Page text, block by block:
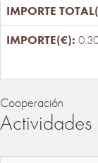
Cooperación